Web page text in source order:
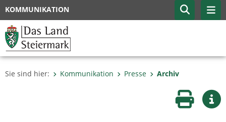
KOMMUNIKATION
Sie sind hier: Kommunikation Presse Archiv
Seite